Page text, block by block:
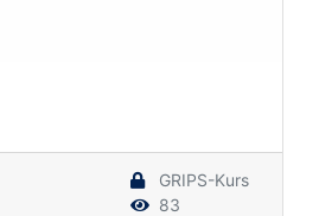
GRIPS-Kurs
83